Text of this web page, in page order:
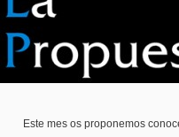
Este mes os proponemos